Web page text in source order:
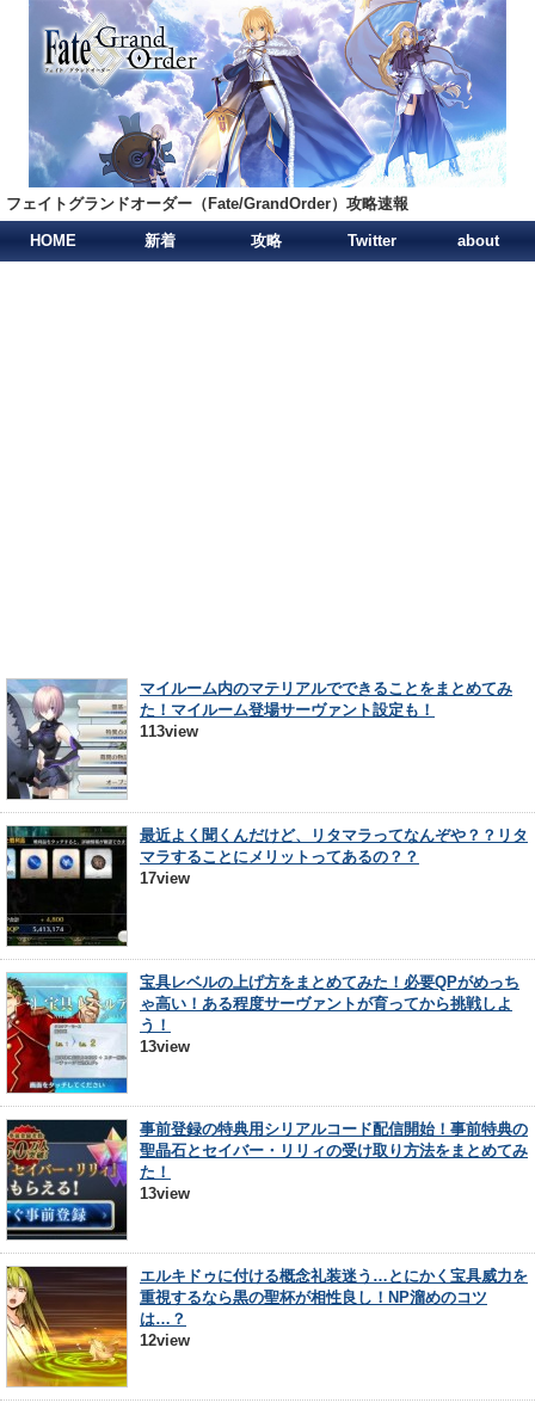
フェイトグランドオーダー（Fate/GrandOrder）攻略速報
HOME 新着 攻略 Twitter about
マイルーム内のマテリアルでできることをまとめてみ
た！マイルーム登場サーヴァント設定も！
113view
最近よく聞くんだけど、リタマラってなんぞや？？リタ
マラすることにメリットってあるの？？
17view
宝具レベルの上げ方をまとめてみた！必要QPがめっち
ゃ高い！ある程度サーヴァントが育ってから挑戦しよ
う！
13view
事前登録の特典用シリアルコード配信開始！事前特典の
聖晶石とセイバー・リリィの受け取り方法をまとめてみ
た！
13view
エルキドゥに付ける概念礼装迷う…とにかく宝具威力を
重視するなら黒の聖杯が相性良し！NP溜めのコツ
は…？
12view